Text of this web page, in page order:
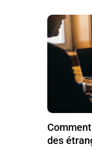
des